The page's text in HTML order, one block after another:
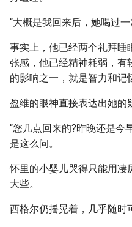
“大概是我回来后，她喝过
事实上，他已经两个礼拜睡
张感，他已经精神耗弱，有
的影响之一，就是智力和记
盈维的眼神直接表达出她的
“您几点回来的?昨晚还是今
是这么问。
怀里的小婴儿哭得只能用凄
大些。
西格尔仍摇晃着，几乎随时